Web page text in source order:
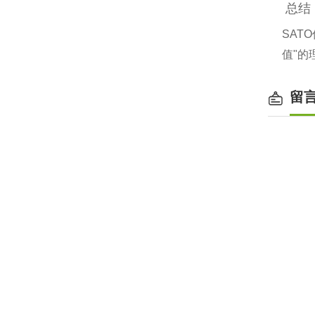
总结
值"的
留